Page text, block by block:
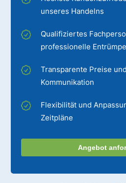
unseres Handelns
Qualifiziertes
professionelle
Transparente Preise
Kommunikation
Flexibilität und
Zeitpläne
Angebot